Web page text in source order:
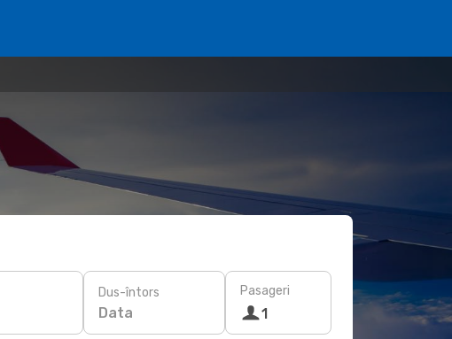
Dus-întors
Data
Pasageri
1